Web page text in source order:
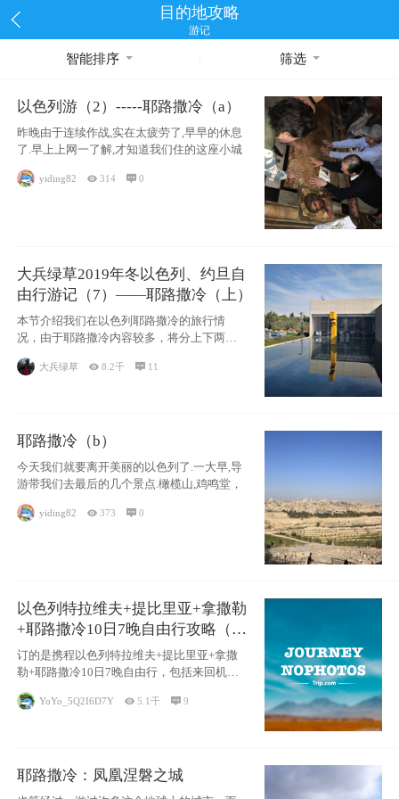
目的地攻略
游记
智能排序 筛选
以色列游（2）-----耶路撒冷（a）
昨晚由于连续作战,实在太疲劳了,早早的休息
了.早上上网一了解,才知道我们住的这座小城
yiding82  314 0
大兵绿草2019年冬以色列、约旦自
由行游记（7）——耶路撒冷（上）
本节介绍我们在以色列耶路撒冷的旅行情
况，由于耶路撒冷内容较多，将分上下两节
大兵绿草 8.2千  11
耶路撒冷（b）
今天我们就要离开美丽的以色列了.一大早,导
游带我们去最后的几个景点.橄榄山,鸡鸣堂，
yiding82 373 0
以色列特拉维夫+提比里亚+拿撒勒
+耶路撒冷10日7晚自由行攻略（交
通和住宿为主）
订的是携程以色列特拉维夫+提比里亚+拿撒
勒+耶路撒冷10日7晚自由行，包括来回机票
YoYo_5Q2I6D7Y  5.1千 9
耶路撒冷：凤凰涅磐之城